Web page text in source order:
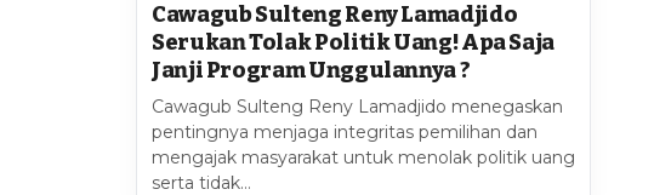
Cawagub Sulteng Reny Lamadjido
Serukan Tolak Politik Uang! Apa Saja
Janji Program Unggulannya ?
Cawagub Sulteng Reny Lamadjido menegaskan
pentingnya menjaga integritas pemilihan dan
mengajak masyarakat untuk menolak politik uang
serta tidak…